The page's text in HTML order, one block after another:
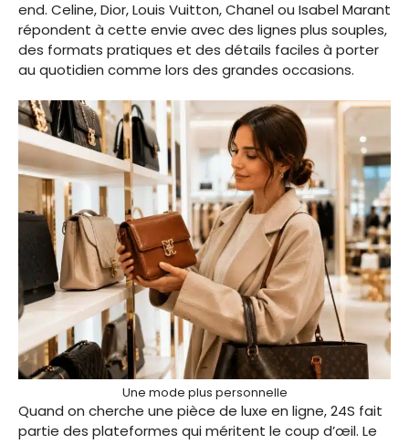
end. Celine, Dior, Louis Vuitton, Chanel ou Isabel Marant
répondent à cette envie avec des lignes plus souples,
des formats pratiques et des détails faciles à porter
au quotidien comme lors des grandes occasions.
Une mode plus personnelle
Quand on cherche une pièce de luxe en ligne, 24S fait
partie des plateformes qui méritent le coup d’œil. Le